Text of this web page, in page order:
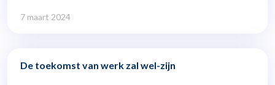
7 maart 2024
De toekomst van werk zal wel-zijn